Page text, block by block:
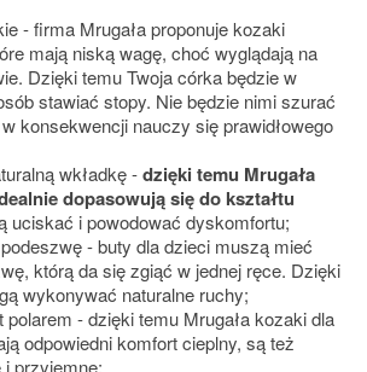
- firma Mrugała proponuje kozaki
mają niską wagę, choć wyglądają na
Dzięki temu Twoja córka będzie w
stawiać stopy. Nie będzie nimi szurać
konsekwencji nauczy się prawidłowego
wkładkę -dzięki temu Mrugała
dopasowują się do kształtu
uciskać i powodować dyskomfortu;
- buty dla dzieci muszą mieć
którą da się zgiąć w jednej ręce. Dzięki
wykonywać naturalne ruchy;
polarem - dzięki temu Mrugała kozaki dla
odpowiedni komfort cieplny, są też
przyjemne;